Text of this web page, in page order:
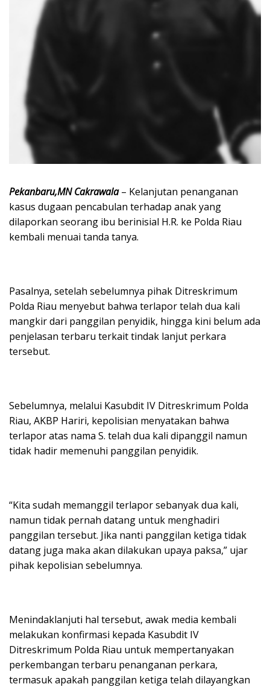
Pekanbaru,MN Cakrawala– Kelanjutan penanganan
kasus dugaan pencabulan terhadap anak yang
dilaporkan seorang ibu berinisial H.R. ke Polda Riau
kembali menuai tanda tanya.
Pasalnya, setelah sebelumnya pihak Ditreskrimum
Polda Riau menyebut bahwa terlapor telah dua kali
mangkir dari panggilan penyidik, hingga kini belum ada
penjelasan terbaru terkait tindak lanjut perkara
tersebut.
Sebelumnya, melalui Kasubdit IV Ditreskrimum Polda
Riau, AKBP Hariri, kepolisian menyatakan bahwa
terlapor atas nama S. telah dua kali dipanggil namun
tidak hadir memenuhi panggilan penyidik.
“Kita sudah memanggil terlapor sebanyak dua kali,
namun tidak pernah datang untuk menghadiri
panggilan tersebut. Jika nanti panggilan ketiga tidak
datang juga maka akan dilakukan upaya paksa,” ujar
pihak kepolisian sebelumnya.
Menindaklanjuti hal tersebut, awak media kembali
melakukan konfirmasi kepada Kasubdit IV
Ditreskrimum Polda Riau untuk mempertanyakan
perkembangan terbaru penanganan perkara,
termasuk apakah panggilan ketiga telah dilayangkan